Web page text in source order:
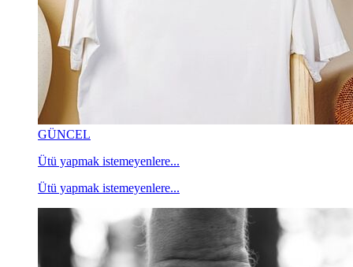
GÜNCEL
Ütü yapmak istemeyenlere...
Ütü yapmak istemeyenlere...